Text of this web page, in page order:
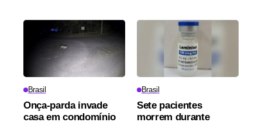
Brasil
Onça-parda invade
casa em condomínio
Brasil
Sete pacientes
morrem durante